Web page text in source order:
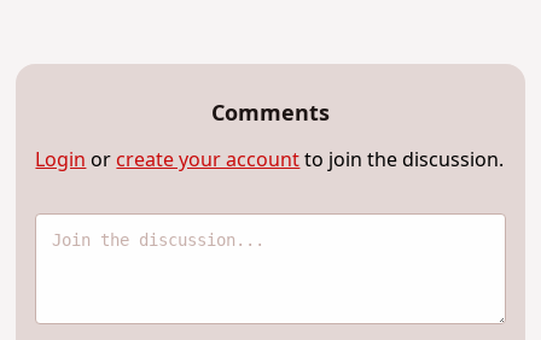
Comments
Loginorcreate your accountto join the discussion.